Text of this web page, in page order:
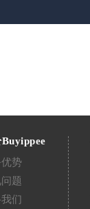
势
题
们